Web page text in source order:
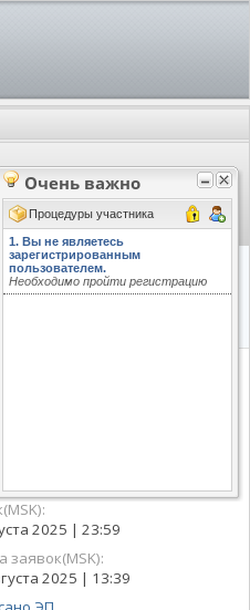
Очень важно
Процедуры участника
1. Вы не являетесь
зарегистрированным
пользователем.
Необходимо пройти регистрацию